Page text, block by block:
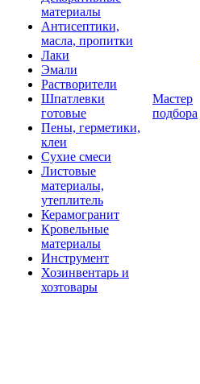
материалы
Антисептики,
масла, пропитки
Лаки
Эмали
Растворители
Шпатлевки
готовые
Пены, герметики,
клеи
Сухие смеси
Листовые
материалы,
утеплитель
Керамогранит
Кровельные
материалы
Инструмент
Хозинвентарь и
хозтовары
Мастер
подбора